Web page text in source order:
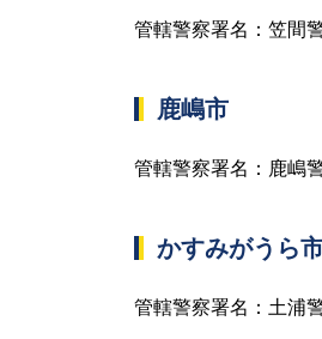
管轄警察署名：笠間
鹿嶋市
管轄警察署名：鹿嶋
かすみがうら
管轄警察署名：土浦